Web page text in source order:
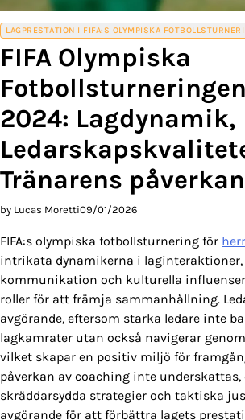
LAGPRESTATION I FIFA:S OLYMPISKA
FIFA Olympiska
2024: Lagdynamik,
Tränarens påverkan
by Lucas Moretti09/01/2026
FIFA:s olympiska fotbollsturnering för
intrikata dynamikerna i laginteraktioner,
kommunikation och kulturella
roller för att främja sammanhållning.
avgörande, eftersom starka ledare inte
lagkamrater utan också navigerar
vilket skapar en positiv miljö för
påverkan av coaching inte underskattas,
skräddarsydda strategier och taktiska
avgörande för att förbättra lagets